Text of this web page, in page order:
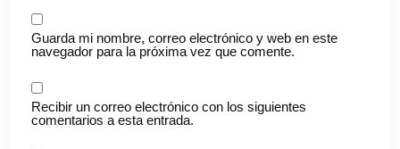
Guarda mi nombre, correo electrónico y web en este
navegador para la próxima vez que comente.
Recibir un correo electrónico con los siguientes
comentarios a esta entrada.